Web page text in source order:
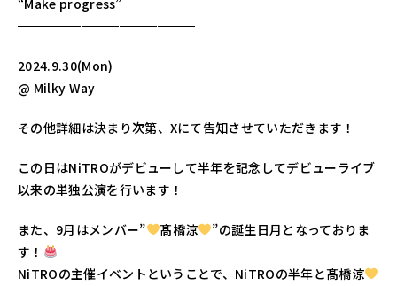
“Make progress”
━━━━━━━━━━━━━━
2024.9.30(Mon)
@ Milky Way
その他詳細は決まり次第、Xにて告知させていただきます！
この日はNiTROがデビューして半年を記念してデビューライブ
以来の単独公演を行います！
また、9月はメンバー” 髙橋涼
”の誕生日月となっておりま
す！
NiTROの主催イベントということで、NiTROの半年と髙橋涼